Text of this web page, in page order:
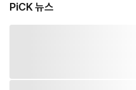
PiCK 뉴스